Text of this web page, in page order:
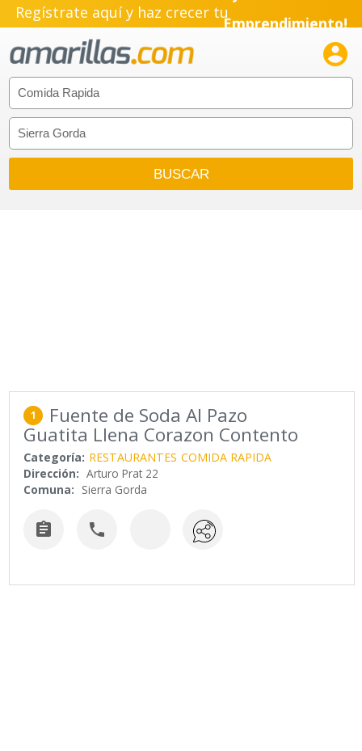
Regístrate aquí y haz crecer tuEmprendimiento!

1 Fuente de Soda Al Pazo
Guatita Llena Corazon Contento
Categoría: RESTAURANTES COMIDA RAPIDA
Dirección: Arturo Prat 22
Comuna: Sierra Gorda
 